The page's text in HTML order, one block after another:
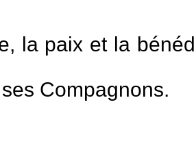
la paix et la
Compagnons.